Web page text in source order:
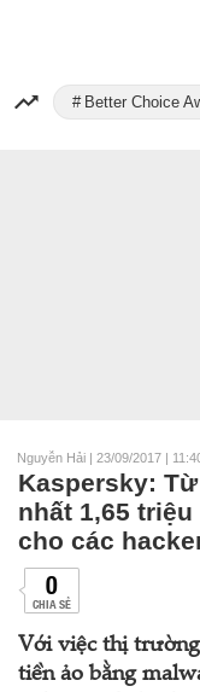
Better Choice
Nguyễn Hải | 23/09/2017 |
Kaspersky:
nhất 1,65
cho các
0
CHIA SẺ
Với việc thị
tiền ảo bằng